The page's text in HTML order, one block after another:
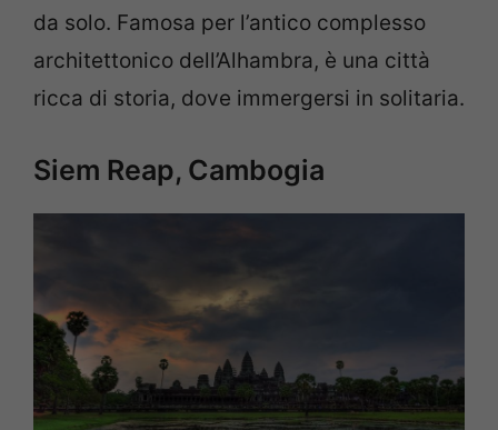
da solo. Famosa per l’antico complesso
architettonico dell’Alhambra, è una città
ricca di storia, dove immergersi in solitaria.
Siem Reap, Cambogia